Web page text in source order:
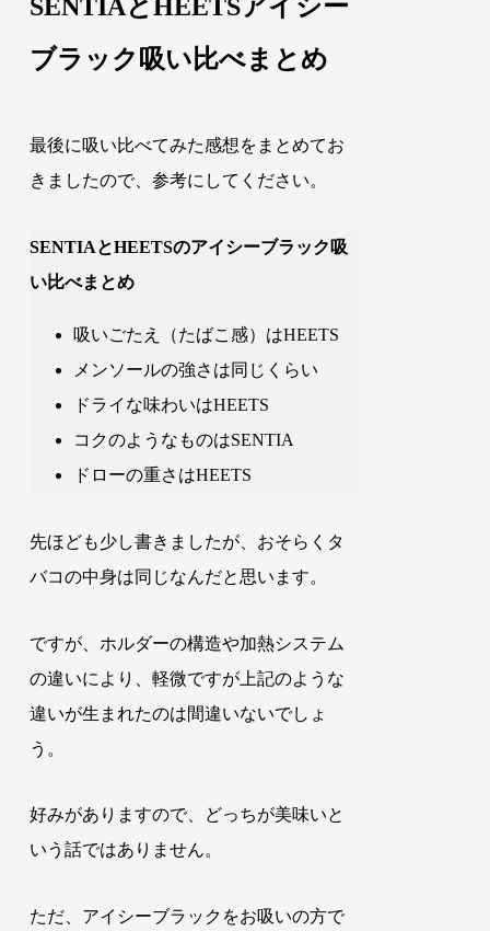
SENTIAとHEETSアイシー
ブラック吸い比べまとめ
最後に吸い比べてみた感想をまとめてお
きましたので、参考にしてください。
SENTIAとHEETSのアイシーブラック吸
い比べまとめ
吸いごたえ（たばこ感）はHEETS
メンソールの強さは同じくらい
ドライな味わいはHEETS
コクのようなものはSENTIA
ドローの重さはHEETS
先ほども少し書きましたが、 おそらくタ
バコの中身は同じなんだと思います。
ですが、ホルダーの構造や加熱システム
の違いにより、軽微ですが上記のような
違いが生まれたのは間違いないでしょ
う 。
好みがありますので、どっちが美味いと
いう話ではありません。
ただ、アイシーブラックをお吸いの方で